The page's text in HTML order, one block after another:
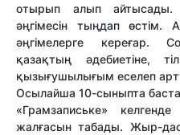
отырып алып
әңгімесін тыңдап өстім.
әңгімелерге кереғар.
қазақтың әдебиетіне,
қызығушылығым еселеп
Осылайша 10-сыныпта
«Грамзапиське»
жалғасын табады. Жыр-